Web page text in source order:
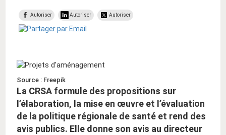
Autoriser Autoriser Autoriser
Source : Freepik
La CRSA formule des propositions sur
l’élaboration, la mise en œuvre et l’évaluation
de la politique régionale de santé et rend des
avis publics. Elle donne son avis au directeur